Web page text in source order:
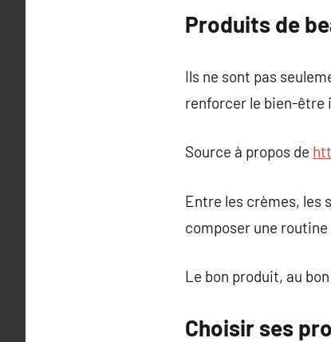
Produits de
Ils ne sont pas
renforcer le bien-être
Source à propos de
Entre les crèmes, les
composer une
Le bon produit, au
Choisir ses